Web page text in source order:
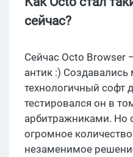
сейчас?
Сейчас Octo Browser
антик :)
технологичный софт
тестировался он в
арбитражниками. Но
огромное
незаменимое